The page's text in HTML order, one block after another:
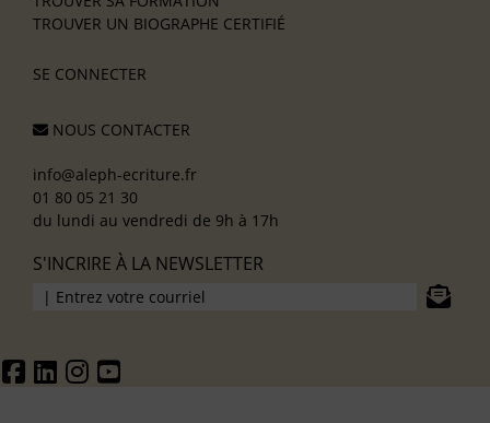
TROUVER UN BIOGRAPHE CERTIFIÉ
SE CONNECTER
NOUS CONTACTER
info@aleph-ecriture.fr
01 80 05 21 30
du lundi au vendredi de 9h à 17h
S'INCRIRE À LA NEWSLETTER